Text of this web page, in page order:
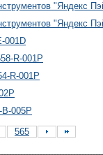
"Яндекс
"Яндекс
001D
R-001P
R-001P
005P
565